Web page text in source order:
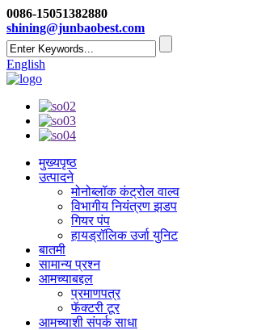
0086-15051382880
shining@junbaobest.com
English
मुख्यपृष्ठ
उत्पादने
मोनोब्लॉक कंट्रोल वाल्व
विभागीय नियंत्रण झडप
गियर पंप
हायड्रॉलिक उर्जा युनिट
बातमी
सामान्य प्रश्न
आमच्याबद्दल
प्रमाणपत्र
फॅक्टरी टूर
आमच्याशी संपर्क साधा